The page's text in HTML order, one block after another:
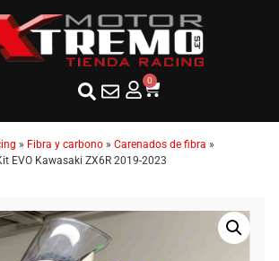
0
» Fibra y carbono » Carenados de fibra »
EVO Kawasaki ZX6R 2019-2023